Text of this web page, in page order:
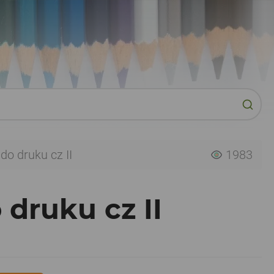
druku cz II 1983
druku cz II